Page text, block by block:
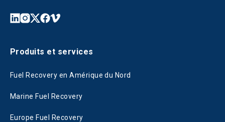
Produits et services
Fuel Recovery en Amérique du Nord
Marine Fuel Recovery
Europe Fuel Recovery